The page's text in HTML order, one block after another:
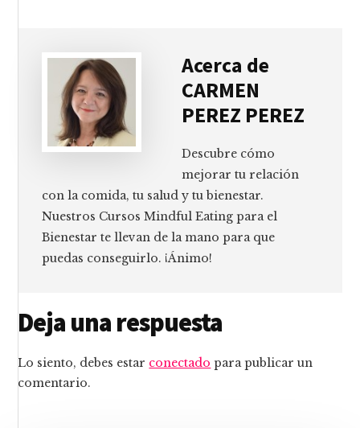
Acerca de
CARMEN
PEREZ PEREZ
Descubre cómo
mejorar tu relación
con la comida, tu salud y tu bienestar.
Nuestros Cursos Mindful Eating para el
Bienestar te llevan de la mano para que
puedas conseguirlo. ¡Ánimo!
Interacciones
con
los
Deja una respuesta
Lo siento, debes estar conectado para publicar un
comentario.